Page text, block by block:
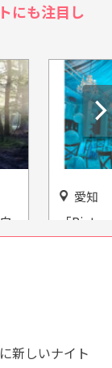
にも注目し
愛知
「
トラン
新しいナイト